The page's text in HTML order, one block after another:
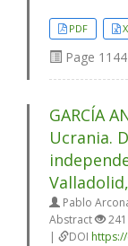
PDF
Page
GARCÍA
Ucrania.
Pablo
Abstract
241
|
DOI